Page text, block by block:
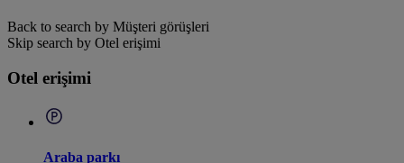
Back to search by Müşteri görüşleri
Skip search by Otel erişimi
Otel erişimi
Araba parkı